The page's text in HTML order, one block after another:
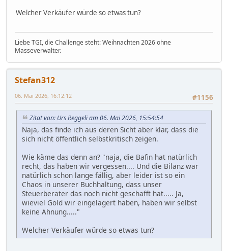
Welcher Verkäufer würde so etwas tun?
Liebe TGI, die Challenge steht: Weihnachten 2026 ohne
Masseverwalter.
Stefan312
#1156
06. Mai 2026, 16:12:12
Zitat von: Urs Reggeli am 06. Mai 2026, 15:54:54
Naja, das finde ich aus deren Sicht aber klar, dass die
sich nicht öffentlich selbstkritisch zeigen.
Wie käme das denn an? "naja, die Bafin hat natürlich
recht, das haben wir vergessen.... Und die Bilanz war
natürlich schon lange fällig, aber leider ist so ein
Chaos in unserer Buchhaltung, dass unser
Steuerberater das noch nicht geschafft hat..... Ja,
wieviel Gold wir eingelagert haben, haben wir selbst
keine Ahnung....."
Welcher Verkäufer würde so etwas tun?